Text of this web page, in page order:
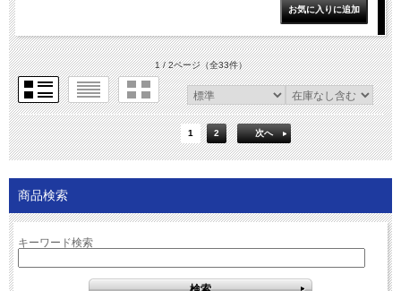
1 / 2ページ（全33件）
1 2 次へ
商品検索
キーワード検索